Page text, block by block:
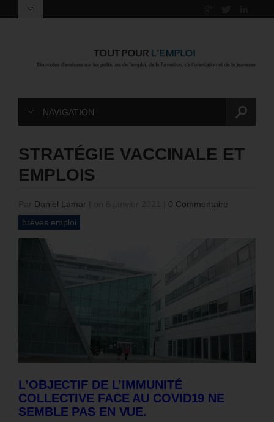
NAVIGATION
STRATÉGIE VACCINALE ET
EMPLOIS
Daniel Lamar
0 Commentaire
brèves emploi
L’OBJECTIF DE L’IMMUNITÉ
COLLECTIVE FACE AU COVID19 NE
SEMBLE PAS EN VUE.